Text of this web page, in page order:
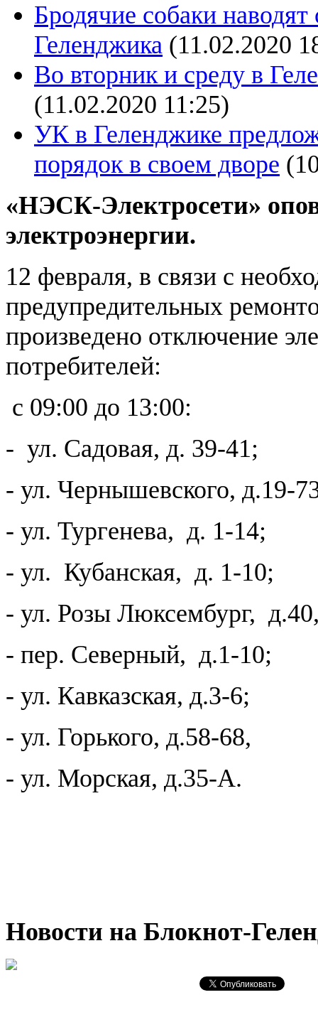
Бродячие собаки
Геленджика (11.02.2020
Во вторник и среду в
(11.02.2020 11:25)
УК в Геленджике
порядок в своем дворе
«НЭСК-Электросети»
электроэнергии.
12 февраля, в связи с
предупредительных
произведено отключение
потребителей:
с 09:00 до 13:00:
- ул. Садовая, д. 39-41;
- ул. Чернышевского, д.19-
- ул. Тургенева, д. 1-14;
- ул. Кубанская, д. 1-10;
- ул. Розы Люксембург,
- пер. Северный, д.1-10;
- ул. Кавказская, д.3-6;
- ул. Горького, д.58-68,
- ул. Морская, д.35-А.
Новости на Блoкнoт-